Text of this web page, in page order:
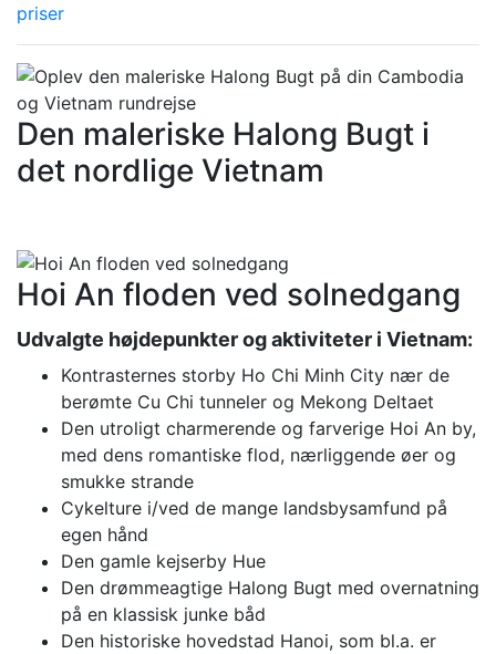
priser
Den maleriske Halong Bugt i
det nordlige Vietnam
Hoi An floden ved solnedgang
Udvalgte højdepunkter og aktiviteter i Vietnam:
Kontrasternes storby Ho Chi Minh City nær de
berømte Cu Chi tunneler og Mekong Deltaet
Den utroligt charmerende og farverige Hoi An by,
med dens romantiske flod, nærliggende øer og
smukke strande
Cykelture i/ved de mange landsbysamfund på
egen hånd
Den gamle kejserby Hue
Den drømmeagtige Halong Bugt med overnatning
på en klassisk junke båd
Den historiske hovedstad Hanoi, som bl.a. er